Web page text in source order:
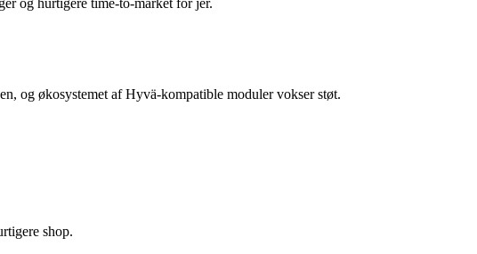
og økosystemet af Hyvä-kompatible moduler vokser støt.
shop.